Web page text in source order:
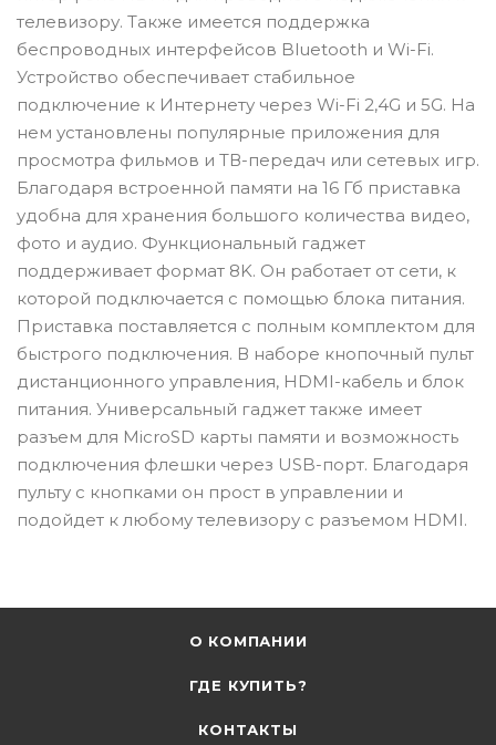
телевизору. Также имеется поддержка
беспроводных интерфейсов Bluetooth и Wi-Fi.
Устройство обеспечивает стабильное
подключение к Интернету через Wi-Fi 2,4G и 5G. На
нем установлены популярные приложения для
просмотра фильмов и ТВ-передач или сетевых игр.
Благодаря встроенной памяти на 16 Гб приставка
удобна для хранения большого количества видео,
фото и аудио. Функциональный гаджет
поддерживает формат 8K. Он работает от сети, к
которой подключается с помощью блока питания.
Приставка поставляется с полным комплектом для
быстрого подключения. В наборе кнопочный пульт
дистанционного управления, HDMI-кабель и блок
питания. Универсальный гаджет также имеет
разъем для MicroSD карты памяти и возможность
подключения флешки через USB-порт. Благодаря
пульту с кнопками он прост в управлении и
подойдет к любому телевизору с разъемом HDMI.
О КОМПАНИИ
ГДЕ КУПИТЬ?
КОНТАКТЫ